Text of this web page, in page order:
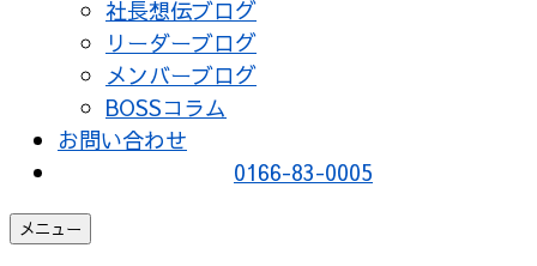
社長想伝ブログ
リーダーブログ
メンバーブログ
BOSSコラム
お問い合わせ
0166-83-0005
メニュー